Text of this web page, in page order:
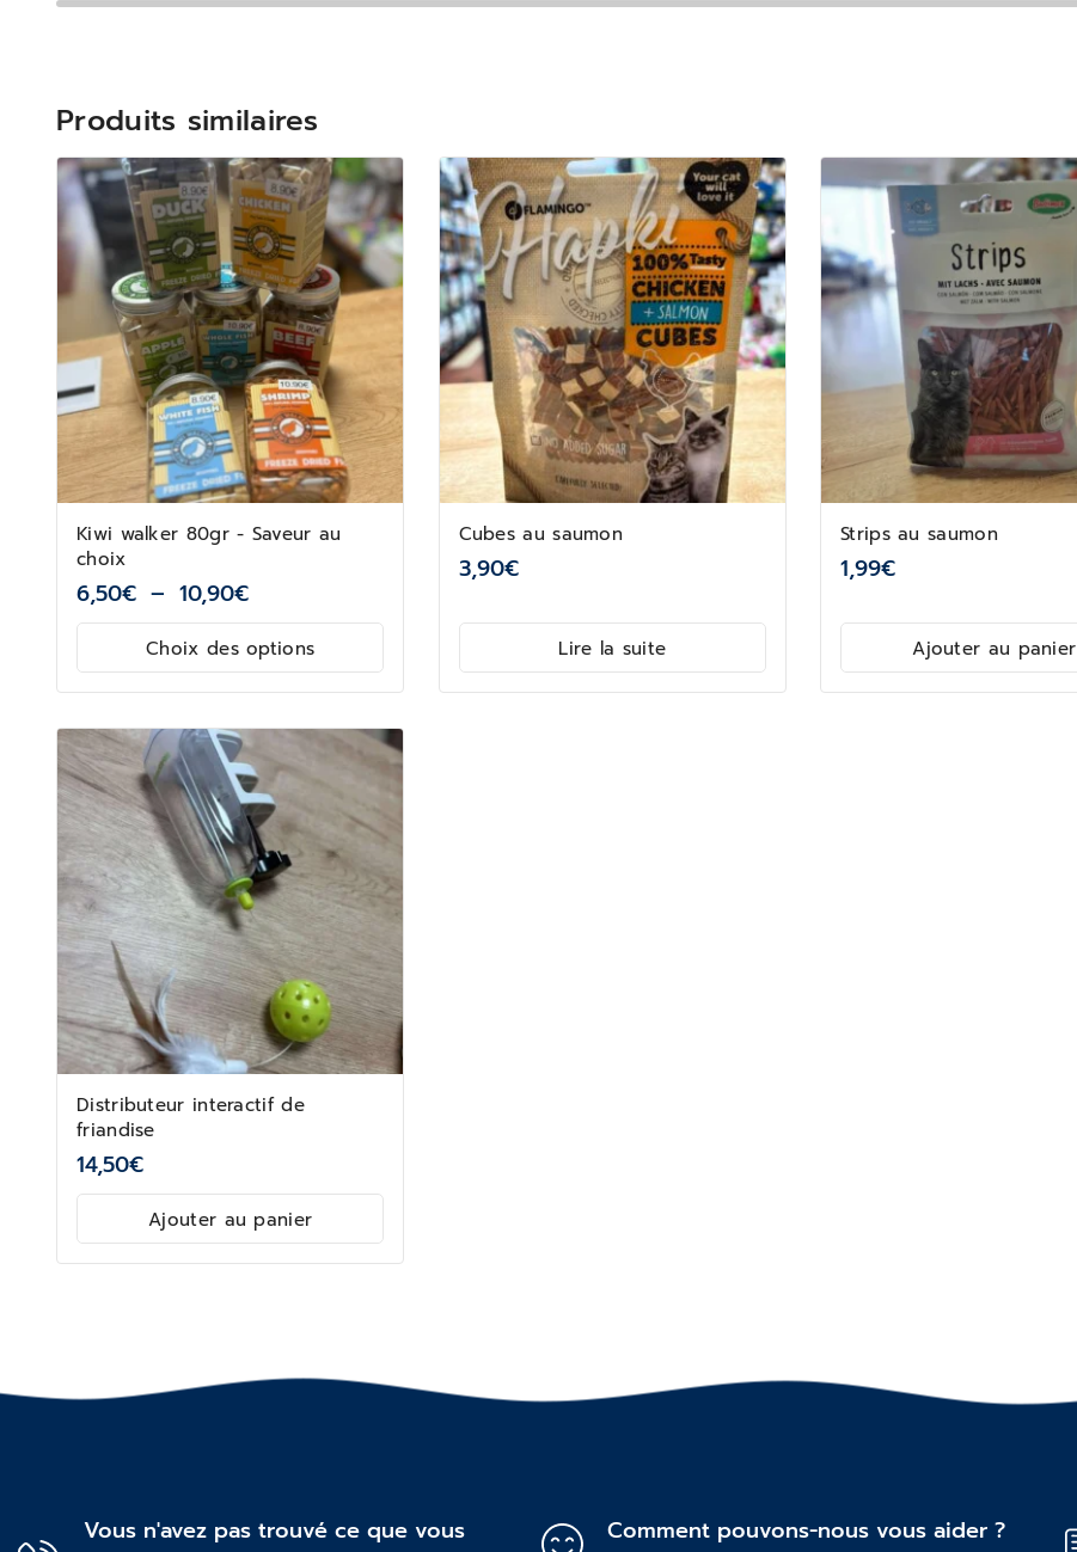
Produits similaires
Kiwi walker 80gr - Saveur au
choix
6,50€ – 10,90€
Choix des options
Cubes au saumon
3,90€
Lire la suite
Strips au saumon
1,99€
Ajouter au panier
Distributeur interactif de
friandise
14,50€
Ajouter au panier
Vous n'avez pas trouvé ce que vous
Comment pouvons-nous vous aider ?